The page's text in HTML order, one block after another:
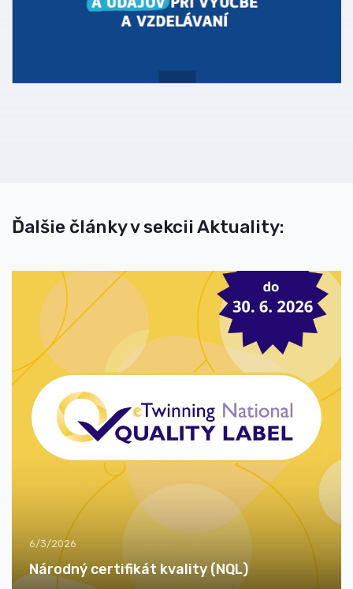
Ďalšie články v sekcii Aktuality:
6/3/2026
Národný certifikát kvality (NQL)